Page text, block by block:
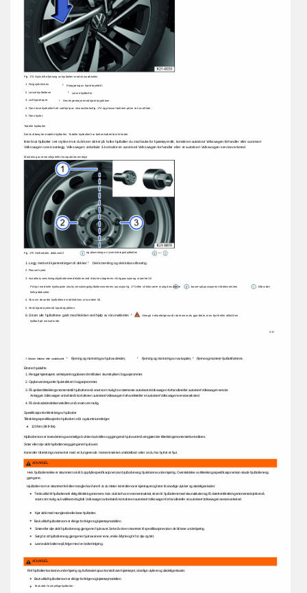
basert på posisjonen til dekkventilen
Heve kjøretøyet med kjøretøyjekken .
Ellers det
1. Følg sjekklisten
Todelte hjulbolter
Dekkmerking og dekkklassifisering .
4. Skru inn de andre hjulboltene med klokken, stram dem litt.
317
Ikke bruk hjulbolter i ett stykke. Hvis du ikke er sikker på hvilke hjulbolter du skal bruke for kjøretøyet ditt, kontakt en autorisert Volkswagen-forhandler eller autorisert
2. Plasser hjulet.
6. Stram alle hjulboltene godt med klokken ved hjelp av skrunøkkelen
Løsne hjulbolter.
3. Installer tyverisikringshjulbolten med klokken ved å bruke adapteren i riktig posisjon og stram lett til.
hjulbolt på motsatt side.
ÿ
Volkswagen serviceanlegg. Volkswagen anbefaler å kontakte en autorisert Volkswagen-forhandler eller et autorisert Volkswagen-serviceverksted.
ÿ
Fig. 175 Skifte dekk: dekkventil
På hjul med hele hjulkapsler skal tyverisikringshjulbolten monteres i posisjon fig. 175 eller vil ikke være mulig å installere
helhjuldekselet.
4. Fjern løse hjulbolter helt ved hjelp av skrunøkkelen fig. 174 og plasser boltene på en ren overflate.
Klargjøring av kjøretøyet ditt.
ÿ
2. Løsne hjulboltene
5. Fjern hjulet.
.
,
ÿ
1. Legg merke til kjøreretningen til dekket
Det skal benyttes todelte hjulbolter. Todelte hjulbolter har bolten koblet løst til hodet.
5. Senk kjøretøyet med kjøretøyjekken.
. Ikke gå i rekkefølge rundt rattet mens du gjør dette, men bytt heller alltid til en
3. Løft kjøretøyet
Montering av reservehjul eller kompakt reservehjul
ÿ
Fig. 174 Hjulskifte: fjerning av hjulbolter med skrunøkkelen.
og plassering av tyverisikringshjulbolten
Løsne aldri boltene på felger med en boltet felgring.
ÿ
ADVARSEL
ADVARSEL
7. Monter hettene eller navdekselet
4. Få de skadede dekkene skiftet ut så snart som mulig.
Hjulbolter som er strammet feil eller mangler kan føre til at du mister kontrollen over kjøretøyet og fører til alvorlige ulykker og dødelige skader.
Bruk alltid hjulbolter som er riktige for felgen og kjøretøymodellen.
Tiltrekkingsspesifikasjon for hjulbolter i stål- og aluminiumsfelger:
Kjør aldri med manglende eller løse hjulbolter.
1. Rengjør kjøretøyets verktøysett og plasser det tilbake i skumstykket i bagasjerommet.
Bruk alltid hjulbolter som er riktige for felgen og kjøretøymodellen.
2. Oppbevar det gamle hjulet sikkert i bagasjerommet.
120 Nm (88 ft-lbs).
Anlegget. Volkswagen anbefaler å kontakte en autorisert Volkswagen-forhandler eller et autorisert Volkswagen-serviceverksted.
Smør eller olje aldri hjulboltene og gjengene i hjulnavet.
Sørg for at hjulboltene og gjengene i hjulnavene er rene, enkle å flytte og fri for olje og fett.
ÿ Fjerning og montering av navkapsler, Fjerne og montere hjulbolthettene.
ÿ
Hvis hjulboltene ikke er strammet nok til å oppfylle spesifikasjonen, kan hjulboltene og hjulet løsne under kjøring. Overskridelse av tiltrekkingsspesifikasjonen kan skade hjulboltene og
gjengene.
Feil hjulbolter kan løsne under kjøring og forårsake tap av kontroll over kjøretøyet, alvorlige ulykker og dødelige skader.
Etter et hjulskifte
Trekk alltid til hjulboltene til riktig tiltrekkingsmoment. Hvis du ikke har en momentnøkkel, stram til hjulboltene med skrunøkkelen og få deretter tiltrekkingsmomentet sjekket så
snart som mulig av kvalifiserte fagfolk. Volkswagen anbefaler å kontakte en autorisert Volkswagen-forhandler eller et autorisert Volkswagen-serviceverksted.
Spesifikasjon for tiltrekking av hjulbolter
Bruk aldri forskjellige hjulbolter.
3. Få sjekket tiltrekkingsmomentet til hjulboltene så snart som mulig hos nærmeste autoriserte Volkswagen-forhandler eller autorisert Volkswagen-service
Hjulbolter som er korroderte og vanskelige å dreie skal skiftes og gjengene i hjulnavet må rengjøres før tiltrekkingsmomentet kontrolleres.
Smør eller olje aldri hjulboltene og gjengene i hjulnavet. Selv når de er strammet til spesifikasjonen, kan de bli løse under kjøring.
Fjerning og montering av hjulnavdeksler,
Kontroller tiltrekkingsmomentet med en fungerende momentnøkkel umiddelbart etter at du har byttet et hjul.